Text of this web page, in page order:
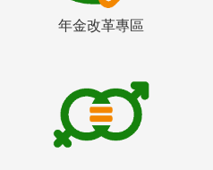
年金改革專區